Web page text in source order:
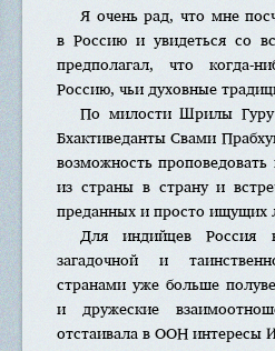
Я очень рад, что мне
в Россию и увидеться со
предполагал, что когда-
Россию, чьи духовные
По милости Шрилы
Бхактиведанты Свами
возможность
из страны в страну и
преданных и просто ищущих
Для индийцев Россия
загадочной и
странами уже больше
и дружеские
отстаивала в ООН интересы